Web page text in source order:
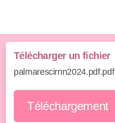
Télécharger un fichier
palmarescirnn2024.pdf.pdf
Téléchargement